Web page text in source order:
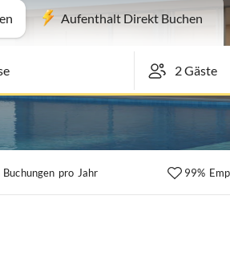
Aufenthalt Direkt Buchen
pro Jahr 99%